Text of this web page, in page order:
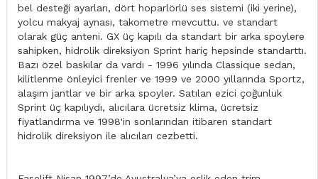
bel desteği ayarları, dört hoparlörlü ses sistemi (iki yerine),
yolcu makyaj aynası, takometre mevcuttu. ve standart
olarak güç anteni. GX üç kapılı da standart bir arka spoylere
sahipken, hidrolik direksiyon Sprint hariç hepsinde standarttı.
Bazı özel baskılar da vardı - 1996 yılında Classique sedan,
kilitlenme önleyici frenler ve 1999 ve 2000 yıllarında Sportz,
alaşım jantlar ve bir arka spoyler. Satılan ezici çoğunluk
Sprint üç kapılıydı, alıcılara ücretsiz klima, ücretsiz
fiyatlandırma ve 1998'in sonlarından itibaren standart
hidrolik direksiyon ile alıcıları cezbetti.